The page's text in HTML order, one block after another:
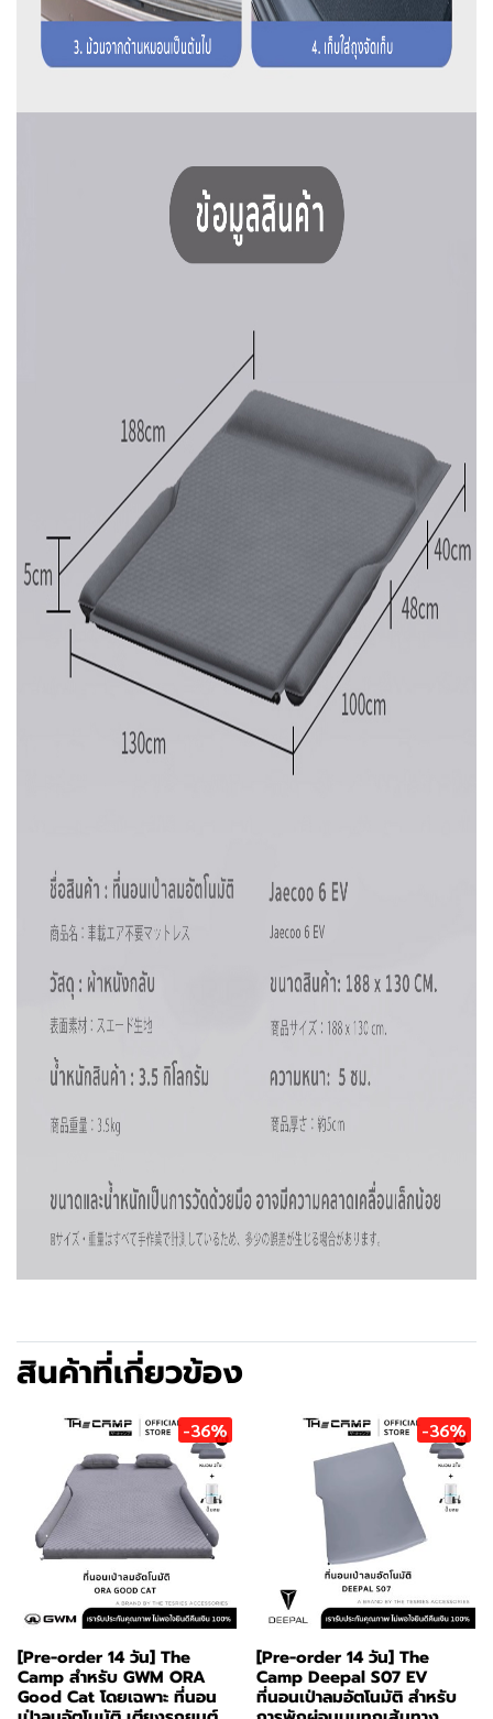
สินค้าที่เกี่ยวข้อง
-36%
[Pre-order 14 วัน] The
Camp สำหรับ GWM ORA
Good Cat โดยเฉพาะ ที่นอน
-36%
[Pre-order 14 วัน] The
Camp Deepal S07 EV
ที่นอนเป่าลมอัตโนมัติ สำหรับ